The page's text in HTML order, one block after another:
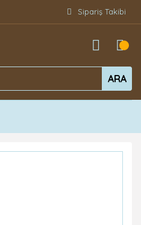
Sipariş Takibi
ARA